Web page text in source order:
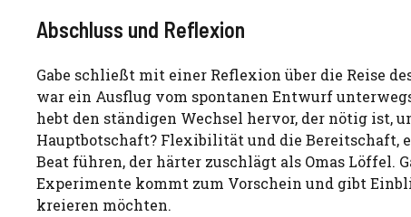
Abschluss und Reflexion
Gabe schließt mit einer Reflexion über die Reise
war ein Ausflug vom spontanen Entwurf
hebt den ständigen Wechsel hervor, der nötig ist,
Hauptbotschaft? Flexibilität und die Bereitschaft,
Beat führen, der härter zuschlägt als Omas Löffel.
Experimente kommt zum Vorschein und gibt
kreieren möchten.